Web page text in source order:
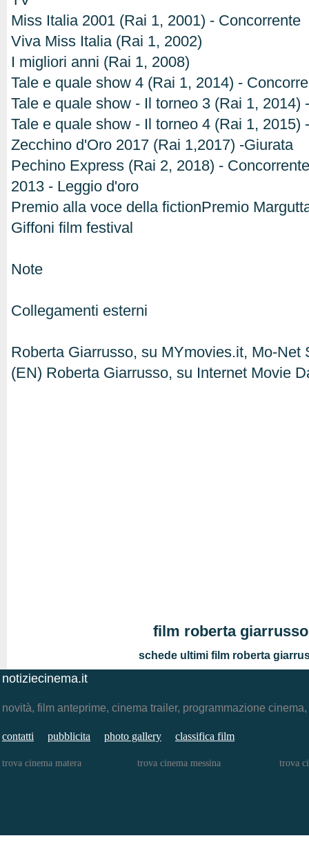
Miss Italia 2001 (Rai 1, 2001) - Concorrente
Viva Miss Italia (Rai 1, 2002)
I migliori anni (Rai 1, 2008)
Tale e quale show 4 (Rai 1, 2014) -
Tale e quale show - Il torneo 3 (Rai 1, 2014)
Tale e quale show - Il torneo 4 (Rai 1, 2015)
Zecchino d'Oro 2017 (Rai 1,2017) -Giurata
Pechino Express (Rai 2, 2018) -
2013 - Leggio d'oro
Premio alla voce della fictionPremio
Giffoni film festival
Note
Collegamenti esterni
Roberta Giarrusso, su MYmovies.it, Mo-Net
(EN) Roberta Giarrusso, su Internet Movie
film roberta giarrusso
schede ultimi film roberta
notiziecinema.it
novità, film anteprime, cinema trailer, programmazione
contatti pubblicita photo gallery classifica film
trova cinema matera trova cinema messina trova